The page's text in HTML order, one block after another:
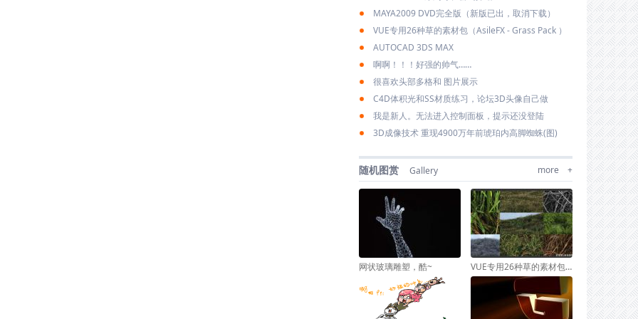
MAYA2009 DVD完全版（新版已出，取消下载）
VUE专用26种草的素材包（AsileFX - Grass Pack ）
AUTOCAD 3DS MAX
啊啊！！！好强的帅气……
很喜欢头部多格和 图片展示
C4D体积光和SS材质练习，论坛3D头像自己做
我是新人。无法进入控制面板，提示还没登陆
3D成像技术 重现4900万年前琥珀内高脚蜘蛛(图)
more +
随机图赏 Gallery
网状玻璃雕塑，酷~ VUE专用26种草的素材包（AsileFX - Grass Pack ）